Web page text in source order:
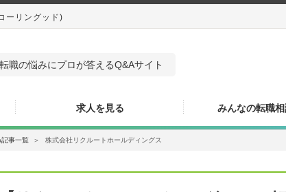
ーリングッド)
転職の悩みにプロが答えるQ&Aサイト
求人を見る みんなの転職
事一覧 ＞ 株式会社リクルートホールディングス